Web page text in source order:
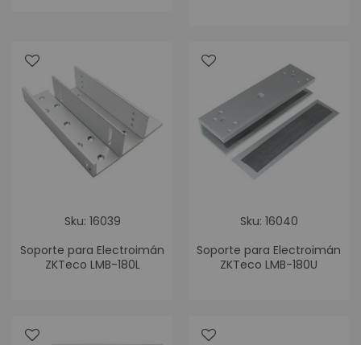
Sku: 16039
Soporte para Electroimán
ZKTeco LMB-180L
Sku: 16040
Soporte para Electroimán
ZKTeco LMB-180U